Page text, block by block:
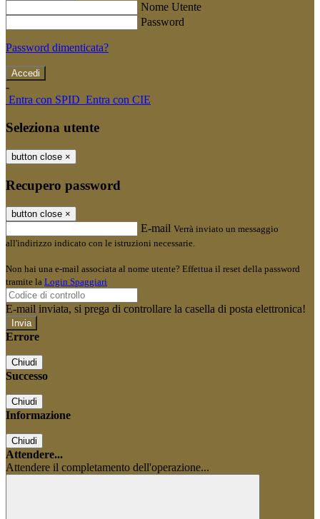
Nome Utente
Password
Password dimenticata?
-
Entra con SPID Entra con CIE
Seleziona utente
button close ×
Recupero password
button close ×
E-mail Verrà inviato un messaggio
all'indirizzo indicato con le istruzioni necessarie.
Non hai una e-mail associata al nome utente? Effettua il reset della password
tramite la Login Spaggiari
E-mail inviata, si prega di controllare la casella di posta elettronica!
Errore
Chiudi
Successo
Chiudi
Informazione
Chiudi
Attendere...
Attendere il completamento dell'operazione...